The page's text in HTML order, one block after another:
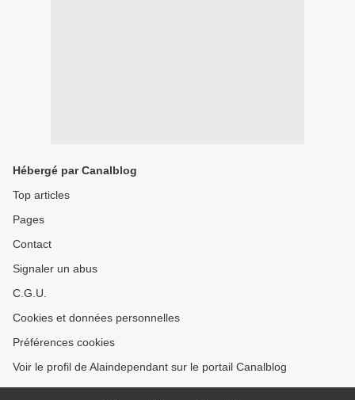
Hébergé par Canalblog
Top articles
Pages
Contact
Signaler un abus
C.G.U.
Cookies et données personnelles
Préférences cookies
Voir le profil de Alaindependant sur le portail Canalblog